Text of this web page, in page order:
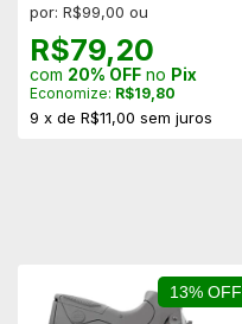
por: R$99,00 ou
R$79,20
com 20% OFF no Pix
Economize: R$19,80
9 x de R$11,00 sem juros
13% OFF